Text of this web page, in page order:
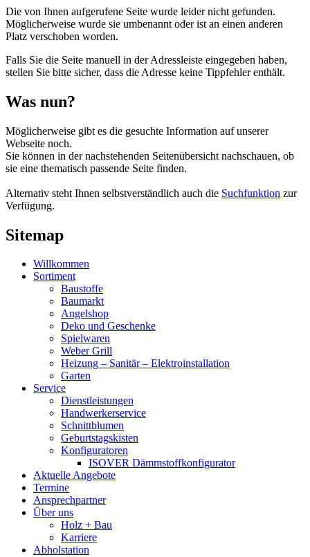
Die von Ihnen aufgerufene Seite wurde leider nicht gefunden.
Möglicherweise wurde sie umbenannt oder ist an einen anderen
Platz verschoben worden.
Falls Sie die Seite manuell in der Adressleiste eingegeben haben,
stellen Sie bitte sicher, dass die Adresse keine Tippfehler enthält.
Was nun?
Möglicherweise gibt es die gesuchte Information auf unserer
Webseite noch.
Sie können in der nachstehenden Seitenübersicht nachschauen, ob
sie eine thematisch passende Seite finden.
Alternativ steht Ihnen selbstverständlich auch die Suchfunktion zur
Verfügung.
Sitemap
Willkommen
Sortiment
Baustoffe
Baumarkt
Angelshop
Deko und Geschenke
Spielwaren
Weber Grill
Heizung – Sanitär – Elektroinstallation
Garten
Service
Dienstleistungen
Handwerkerservice
Schnittblumen
Geburtstagskisten
Konfiguratoren
ISOVER Dämmstoffkonfigurator
Aktuelle Angebote
Termine
Ansprechpartner
Über uns
Holz + Bau
Karriere
Abholstation